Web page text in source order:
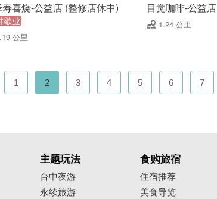
喜烧-公益店 (整修店休中)
歇业
公里
目觉咖啡-公益店
1.24 公里
1 2 3 4 5 6 7
主题玩法
台中夜游
永续旅游
食购旅宿
住宿推荐
美食导览